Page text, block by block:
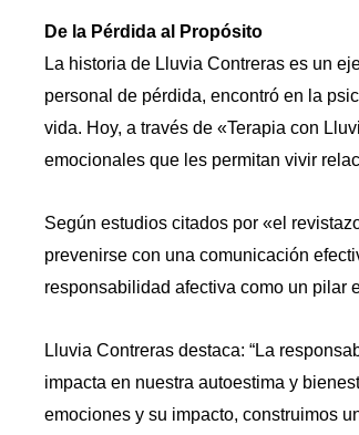
De la Pérdida al Propósito
La historia de Lluvia Contreras es un
personal de pérdida, encontró en la
vida. Hoy, a través de «Terapia con
emocionales que les permitan vivir
Según estudios citados por «el
prevenirse con una comunicación
responsabilidad afectiva como un pilar
Lluvia Contreras destaca: “La
impacta en nuestra autoestima y
emociones y su impacto, construimos